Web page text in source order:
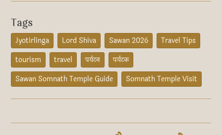
Tags
Jyotirlinga Lord Shiva Sawan 2026
Travel Tips
tourism
travel पर्यटन
पर्यटक
Sawan Somnath Temple Guide
Somnath Temple Visit